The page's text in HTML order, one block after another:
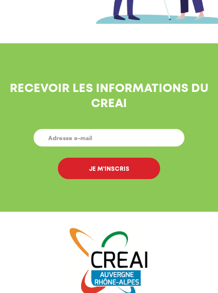
RECEVOIR LES INFORMATIONS DU
CREAI
E-
MAIL *